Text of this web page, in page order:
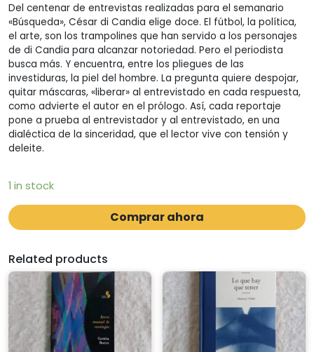
Del centenar de entrevistas realizadas para el semanario
«Búsqueda», César di Candia elige doce. El fútbol, la política,
el arte, son los trampolines que han servido a los personajes
de di Candia para alcanzar notoriedad. Pero el periodista
busca más. Y encuentra, entre los pliegues de las
investiduras, la piel del hombre. La pregunta quiere despojar,
quitar máscaras, «liberar» al entrevistado en cada respuesta,
como advierte el autor en el prólogo. Así, cada reportaje
pone a prueba al entrevistador y al entrevistado, en una
dialéctica de la sinceridad, que el lector vive con tensión y
deleite.
1 in stock
Comprar ahora
Related products